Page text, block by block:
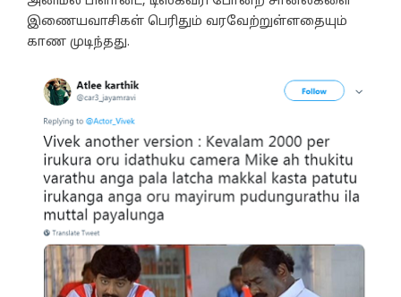
இணையவாசிகள் பெரிதும் வரவேற்றுள்ளதையும்
காண முடிந்தது.